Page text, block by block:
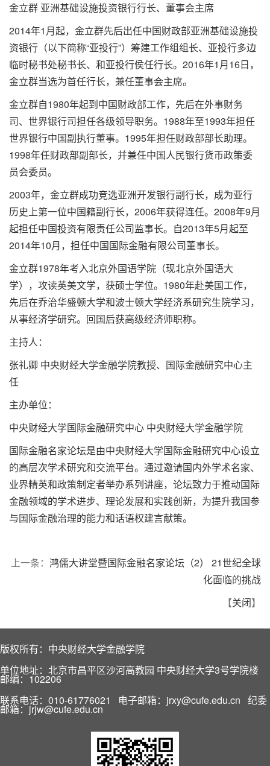
金立群 亚洲基础设施投资银行行长、董事会主席
2014年1月起，金立群先后出任中国财政部亚洲基础设施投
资银行（以下简称“亚投行”）筹建工作组组长、亚投行多边
临时秘书处秘书长、和亚投行侯任行长。2016年1月16日，
金立群当选为首任行长，兼任董事会主席。
金立群自1980年起到中国财政部工作，先后在外事财务
司、世界银行司担任各级领导职务。1988年至1993年担任
世界银行中国副执行董事。1995年担任财政部部长助理。
1998年任财政部副部长，并兼任中国人民银行货币政策委
员会委员。
2003年，金立群成功竞选亚洲开发银行副行长，成为亚行
历史上第一位中国籍副行长，2006年获得连任。2008年9月
起担任中国投资有限责任公司监事长。自2013年5月起至
2014年10月，担任中国国际金融有限公司董事长。
金立群1978年考入北京外国语学院（现北京外国语大
学），攻读英美文学，获硕士学位。1980年赴美国工作，
先后在乔治华盛顿大学和波士顿大学经济系研究生院学习，
从事经济学研究。回国后获高级经济师职称。
主持人：
张礼卿 中央财经大学金融学院教授、国际金融研究中心主
任
主办单位：
中央财经大学国际金融研究中心 中央财经大学金融学院
国际金融名家论坛是由中央财经大学国际金融研究中心设立
的高层次学术研究和交流平台。通过邀请国内外学术名家、
业界精英和政策制定者举办系列讲座，论坛致力于推动国际
金融领域的学术进步、理论发展和实践创新，为提升我国参
与国际金融治理的能力和话语权建言献策。
上一条： 鸿儒大讲堂暨国际金融名家论坛（2） 21世纪全球
化面临的挑战
【关闭】
版权所有：中央财经大学金融学院
单位地址：北京市昌平区沙河高教园 中央财经大学3号学院楼
邮编：102206
联系电话：010-61776021 电子邮箱：jrxy@cufe.edu.cn 纪委
邮箱：jrjw@cufe.edu.cn